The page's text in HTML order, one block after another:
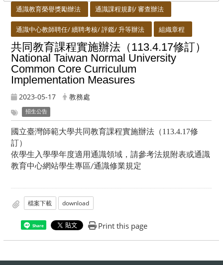
通識教育榮譽獎勵辦法 通識課程規劃/ 審查辦法
通識中心教師聘任/ 續聘考核/ 評鑑/ 升等辦法 組織章程
共同教育課程實施辦法（113.4.17修訂）
National Taiwan Normal University
Common Core Curriculum
Implementation Measures
2023-05-17 教務處
招生公告
國立臺灣師範大學共同教育課程實施辦法（113.4.17修
訂）
依學生入學學年度適用通識領域，請參考法規附表或通識
教育中心網站學生專區/通識修業規定
檔案下載 download
Share Print this page